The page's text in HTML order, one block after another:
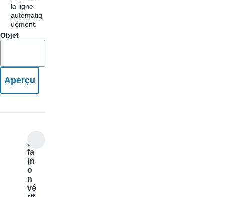
la ligne
automatiq
uement.
Objet
sa
fa
(n
o
n
vé